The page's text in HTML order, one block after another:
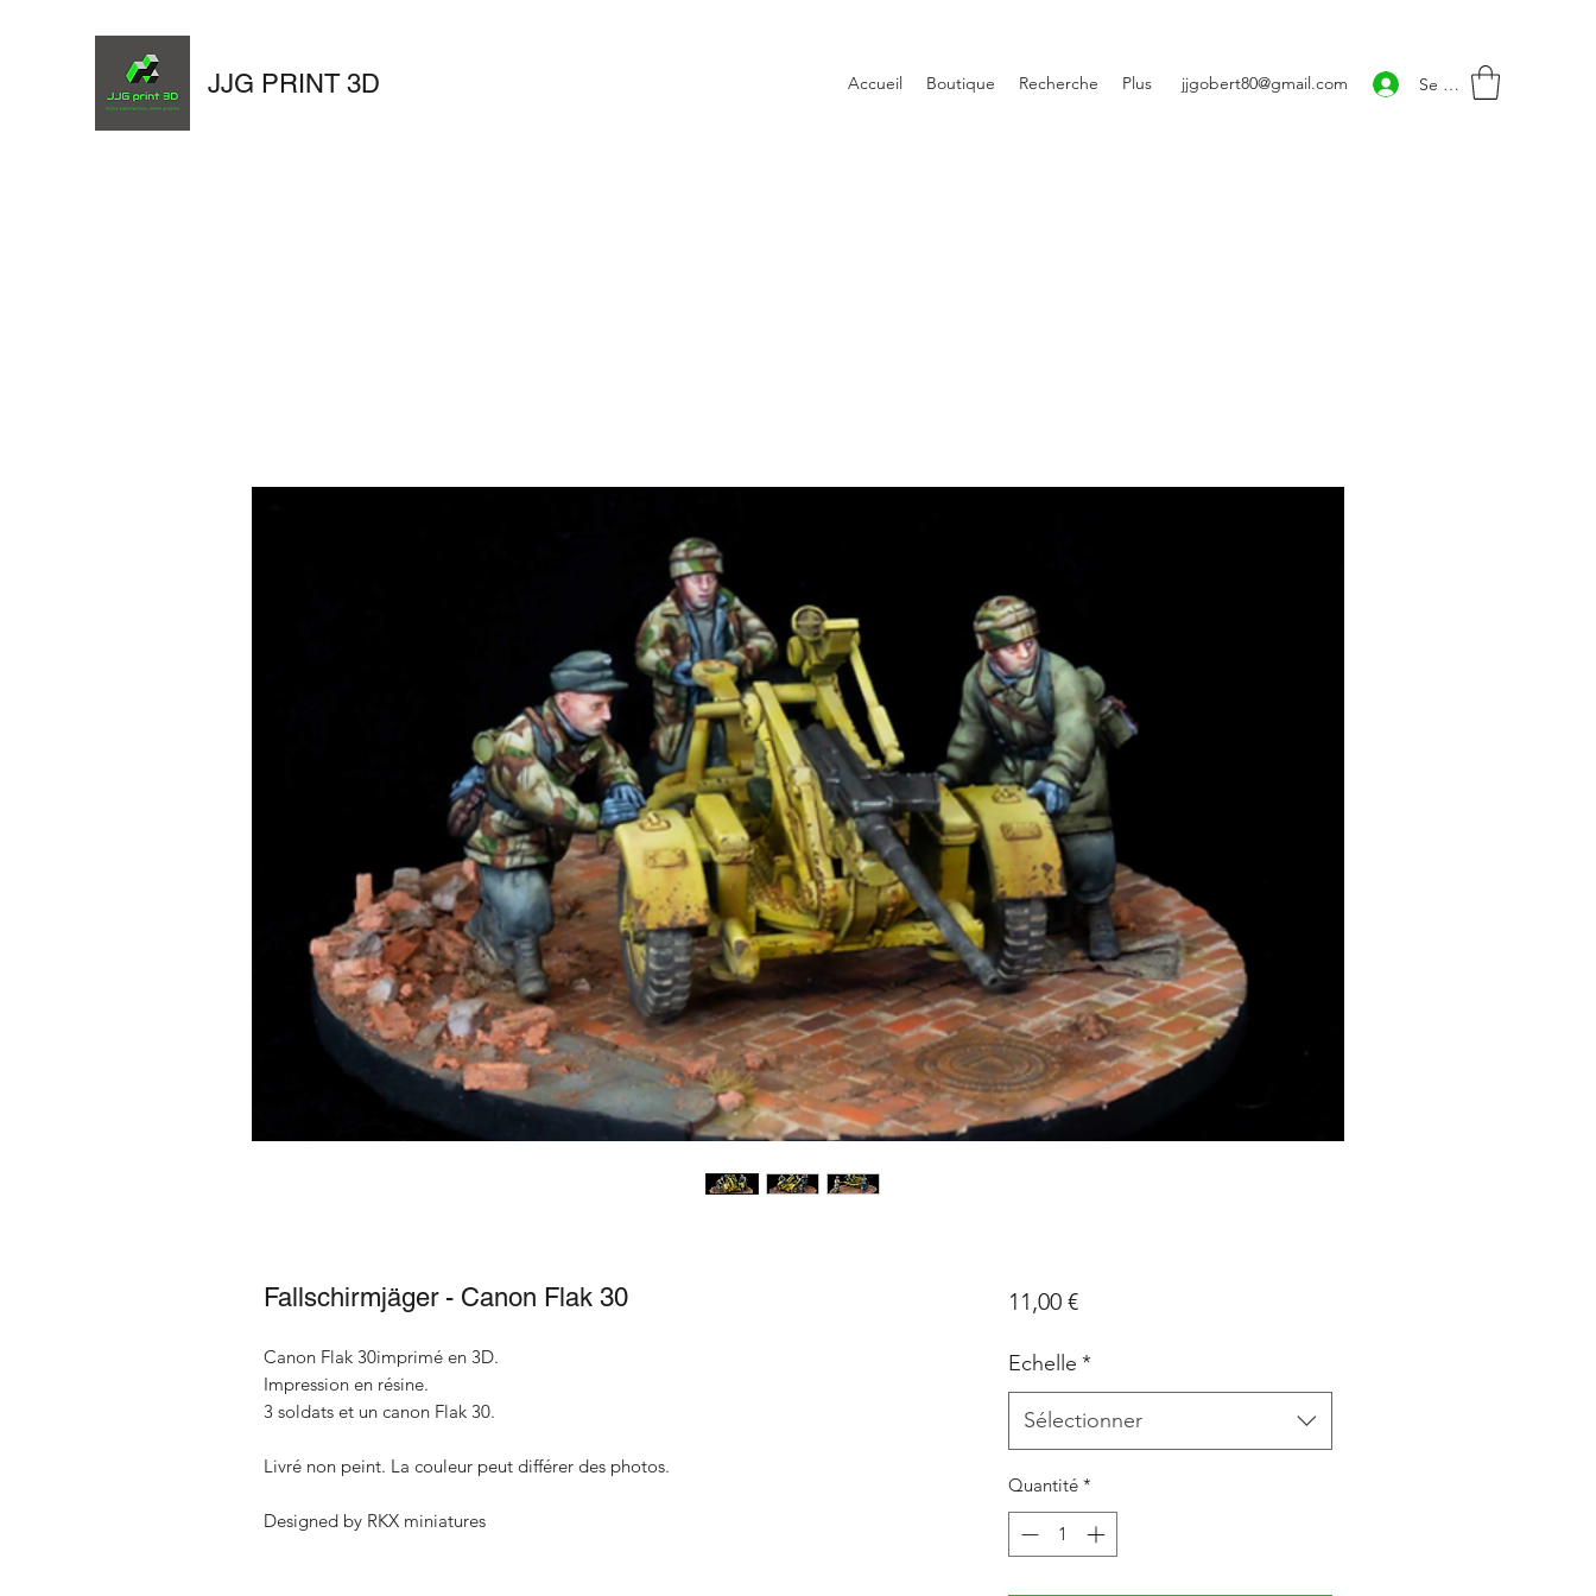
JJG PRINT 3D Accueil Boutique Recherche Plus jjgobert80@gmail.com Se connecter
Fallschirmjäger - Canon Flak 30
Canon Flak 30imprimé en 3D.
Impression en résine.
3 soldats et un canon Flak 30.
Livré non peint. La couleur peut différer des photos.
Designed by RKX miniatures
11,00 €Prix
Echelle *
Sélectionner
Quantité *